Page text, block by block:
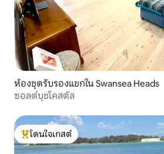
ห้องชุดรับรองแขกใน Swansea Heads
ซอลต์บุชโคสตัล
โดนใจเกสต์ที่สุด
โดนใจเกสต์